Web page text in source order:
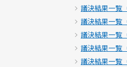
議決結果一覧
議決結果一覧
議決結果一覧
議決結果一覧
議決結果一覧